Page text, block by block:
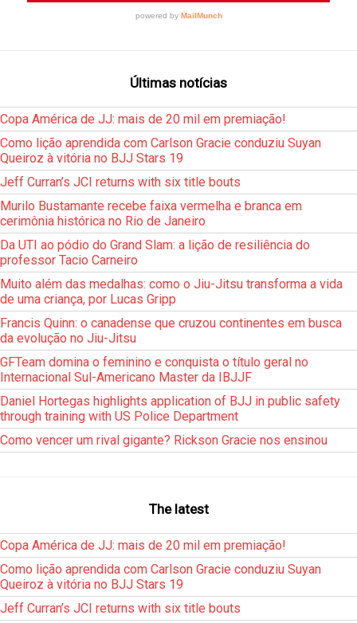
Últimas notícias
Copa América de JJ: mais de 20 mil em premiação!
Como lição aprendida com Carlson Gracie conduziu Suyan
Queiroz à vitória no BJJ Stars 19
Jeff Curran’s JCI returns with six title bouts
Murilo Bustamante recebe faixa vermelha e branca em
cerimônia histórica no Rio de Janeiro
Da UTI ao pódio do Grand Slam: a lição de resiliência do
professor Tacio Carneiro
Muito além das medalhas: como o Jiu-Jitsu transforma a vida
de uma criança, por Lucas Gripp
Francis Quinn: o canadense que cruzou continentes em busca
da evolução no Jiu-Jitsu
GFTeam domina o feminino e conquista o título geral no
Internacional Sul-Americano Master da IBJJF
Daniel Hortegas highlights application of BJJ in public safety
through training with US Police Department
Como vencer um rival gigante? Rickson Gracie nos ensinou
The latest
Copa América de JJ: mais de 20 mil em premiação!
Como lição aprendida com Carlson Gracie conduziu Suyan
Queiroz à vitória no BJJ Stars 19
Jeff Curran’s JCI returns with six title bouts